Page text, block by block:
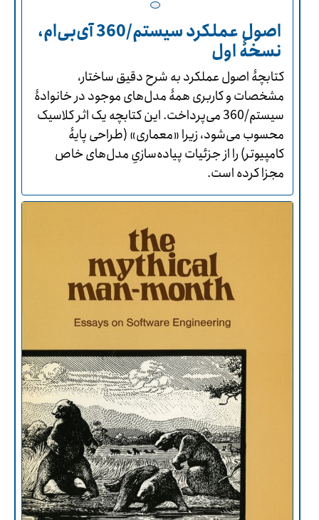
اصول عملکرد سیستم/360 آی‌بی‌ام،
نسخۀ اول
کتابچۀ اصول عملکرد به شرح دقیق ساختار،
مشخصات و کاربری همۀ مدل‌های موجود در خانوادۀ
سیستم/360 می‌پرداخت. این کتابچه یک اثر کلاسیک
محسوب می‌شود، زیرا «معماری» (طراحی پایۀ
کامپیوتر) را از جزئیات پیاده‌سازیِ مدل‌های خاص
مجزا کرده است.